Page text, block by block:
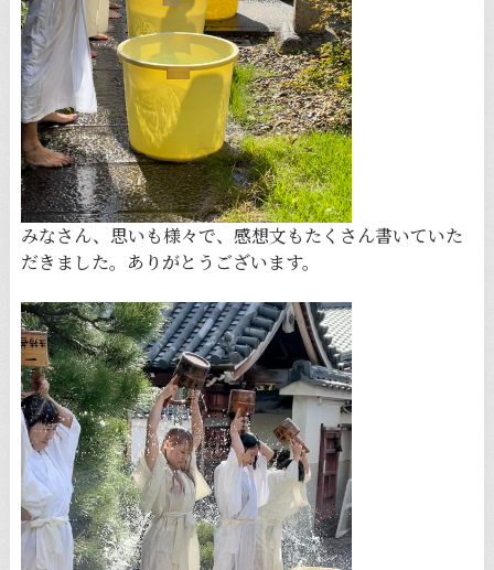
みなさん、思いも様々で、感想文もたくさん書いていた
だきました。ありがとうございます。